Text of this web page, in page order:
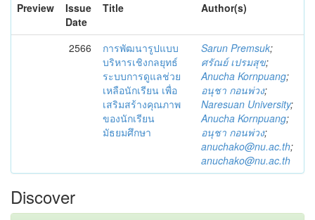
Preview
Issue
Date
Title Author(s)
2566
การพัฒนารูปแบบ
บริหารเชิงกลยุทธ์
ระบบการดูแลช่วย
เหลือนักเรียน เพื่อ
เสริมสร้างคุณภาพ
ของนักเรียน
มัธยมศึกษา
Sarun Premsuk;
ศรัณย์ เปรมสุข;
Anucha Kornpuang;
อนุชา กอนพ่วง;
Naresuan University;
Anucha Kornpuang;
อนุชา กอนพ่วง;
anuchako@nu.ac.th;
anuchako@nu.ac.th
Discover